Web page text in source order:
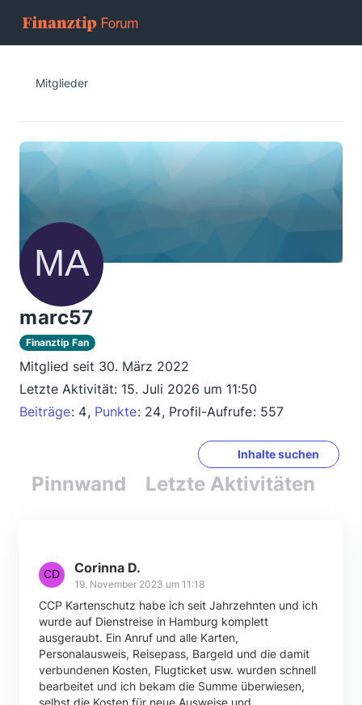
Mitglieder
marc57
Finanztip Fan
Mitglied seit 30. März 2022
Letzte Aktivität: 15. Juli 2026 um 11:50
Beiträge 4 Punkte 24 Profil-Aufrufe 557
Inhalte suchen
Pinnwand Letzte Aktivitäten
Corinna D.
19. November 2023 um 11:18
CCP Kartenschutz habe ich seit Jahrzehnten und ich
wurde auf Dienstreise in Hamburg komplett
ausgeraubt. Ein Anruf und alle Karten,
Personalausweis, Reisepass, Bargeld und die damit
verbundenen Kosten, Flugticket usw. wurden schnell
bearbeitet und ich bekam die Summe überwiesen,